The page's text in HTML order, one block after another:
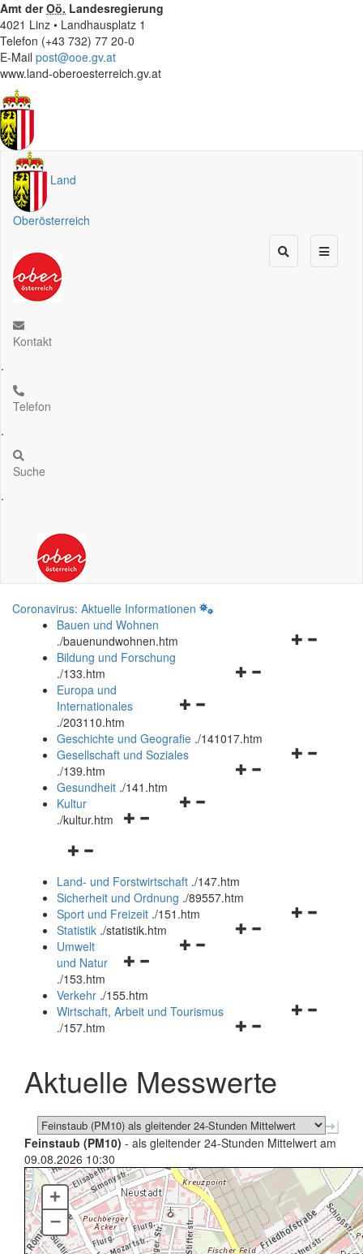
Amt derOö. Landesregierung
4021 Linz • Landhausplatz 1
Telefon (+43 732) 77 20-0
E-Mail post@ooe.gv.at
www.land-oberoesterreich.gv.at
Land
Oberösterreich
Kontakt
.
Telefon
.
Suche
.
Coronavirus: Aktuelle Informationen
Bauen und Wohnen
./bauenundwohnen.htm
Navigationsmenü
Bildung und Forschung
./133.htm
Navigationsmenü
und
schließen
Europa und
Internationales
./203110.htm
Geschichte und Geografie ./141017.htm
Navigationsmenü
Gesellschaft und Soziales
./139.htm
Navigationsmenü
Gesundheit ./141.htm
Navigationsmenü
Kultur
./kultur.htm
Navigationsmenü
und
schließen
Land- und Forstwirtschaft ./147.htm
Sicherheit und Ordnung ./89557.htm
Navigationsmenü
Sport und Freizeit ./151.htm
Navigationsmenü
Statistik ./statistik.htm
Navigationsmenü
und
schließen
Umwelt
und Natur
./153.htm
Verkehr ./155.htm
Navigationsmenü
schließen
Wirtschaft, Arbeit und Tourismus
./157.htm
Aktuelle Messwerte
Feinstaub (PM10) - als gleitender 24-Stunden Mittelwert am
09.08.2026 10:30
+
–